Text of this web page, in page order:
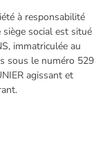
à responsabilité
social est situé
immatriculée au
sous le numéro 529
agissant et